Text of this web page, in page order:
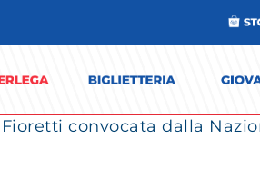
convocata dalla